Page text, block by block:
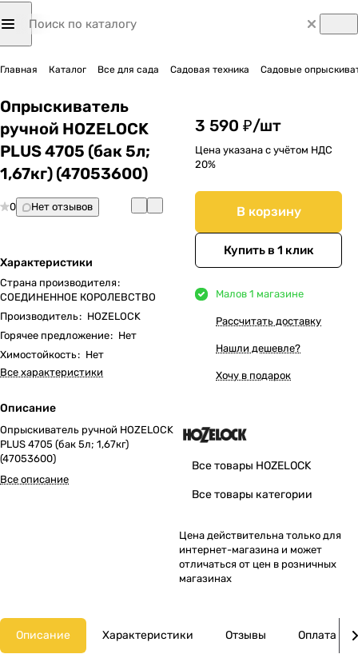
Главная Каталог Все для сада Садовая техника Садовые
Опрыскиватель
ручной HOZELOCK
PLUS 4705 (бак 5л;
1,67кг) (47053600)
0 Нет отзывов
Характеристики
Страна производителя:
СОЕДИНЕННОЕ КОРОЛЕВСТВО
Производитель: HOZELOCK
Горячее предложение: Нет
Химостойкость: Нет
Все характеристики
Описание
Опрыскиватель ручной HOZELOCK
PLUS 4705 (бак 5л; 1,67кг)
(47053600)
Все описание
3 590 ₽/шт
Цена указана с учётом НДС
20%
В корзину
Купить в 1 клик
Малов 1 магазине
Рассчитать доставку
Нашли дешевле?
Хочу в подарок
Все товары HOZELOCK
Все товары категории
Цена действительна только для
интернет-магазина и может
отличаться от цен в розничных
магазинах
Описание Характеристики Отзывы Оплата